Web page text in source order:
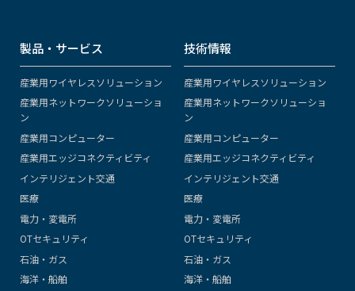
製品・サービス
産業用ワイヤレスソリューション
産業用ネットワークソリューショ
ン
産業用コンピューター
産業用エッジコネクティビティ
インテリジェント交通
医療
電力・変電所
OTセキュリティ
石油・ガス
海洋・船舶
技術情報
産業用ワイヤレスソリューション
産業用ネットワークソリューショ
ン
産業用コンピューター
産業用エッジコネクティビティ
インテリジェント交通
医療
電力・変電所
OTセキュリティ
石油・ガス
海洋・船舶